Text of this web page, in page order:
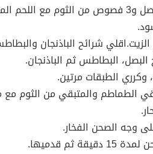
-في قدر على النار، حمري البصل و3 فصوص من
شرائح الباذنجان
البطاطس ثم الباذنجان.
الطبقات مرتين.
الطماطم والمتبقي من الثوم
وجه الصحن الفخار.
قدميها.